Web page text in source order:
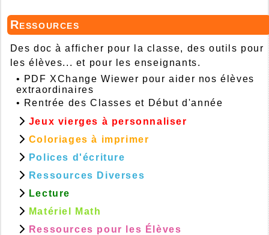
Ressources
Des doc à afficher pour la classe, des outils pour
les élèves... et pour les enseignants.
• PDF XChange Wiewer pour aider nos élèves
extraordinaires
• Rentrée des Classes et Début d'année
Jeux vierges à personnaliser
Coloriages à imprimer
Polices d'écriture
Ressources Diverses
Lecture
Matériel Math
Ressources pour les Élèves